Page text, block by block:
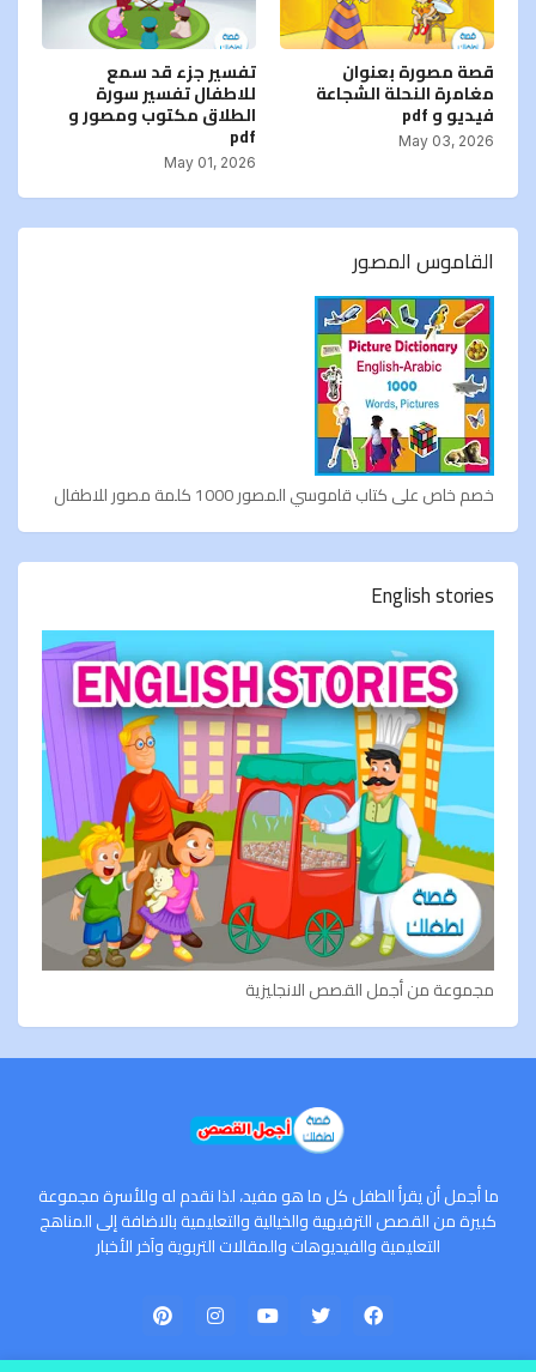
قصة مصورة بعنوان
مغامرة النحلة الشجاعة
فيديو و pdf
May 03, 2026
تفسير جزء قد سمع
للاطفال تفسير سورة
الطلاق مكتوب ومصور و
pdf
May 01, 2026
القاموس المصور
خصم خاص على كتاب قاموسي المصور 1000 كلمة مصور للاطفال
English stories
مجموعة من أجمل القصص الانجليزية
ما أجمل أن يقرأ الطفل كل ما هو مفيد، لذا نقدم له وللأسرة مجموعة
كبيرة من القصص الترفيهية والخيالية والتعليمية بالاضافة إلى المناهج
التعليمية والفيديوهات والمقالات التربوية وآخر الأخبار